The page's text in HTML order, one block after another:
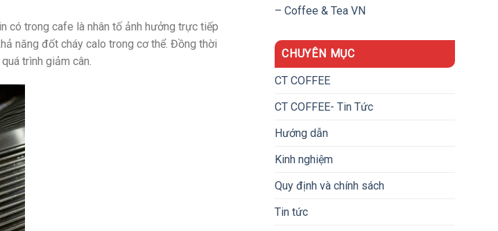
có trong cafe là nhân tố ảnh hưởng trực tiếp
năng đốt cháy calo trong cơ thể. Đồng thời
trình giảm cân.
– Coffee & Tea VN
CHUYÊN MỤC
CT COFFEE
CT COFFEE- Tin Tức
Hướng dẫn
Kinh nghiệm
Quy định và chính sách
Tin tức